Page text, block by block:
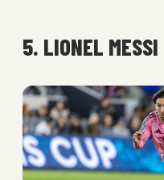
5. LIONEL MESSI